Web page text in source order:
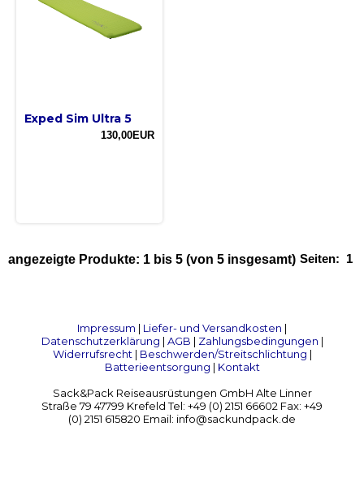
Exped Sim Ultra 5
130,00EUR
Seiten: 1
angezeigte Produkte: 1 bis 5 (von 5 insgesamt)
Impressum | Liefer- und Versandkosten |
Datenschutzerklärung | AGB | Zahlungsbedingungen |
Widerrufsrecht| Beschwerden/Streitschlichtung |
Batterieentsorgung | Kontakt
Sack&Pack Reiseausrüstungen GmbH Alte Linner
Straße 79 47799 Krefeld Tel: +49 (0) 2151 66602 Fax: +49
(0) 2151 615820 Email: info@sackundpack.de